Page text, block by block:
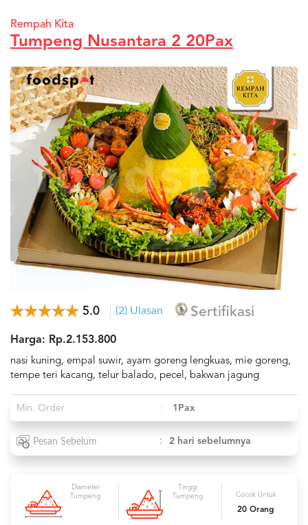
Rempah Kita
Tumpeng Nusantara 2 20Pax
5.0 (2) Ulasan Sertifikasi
Harga: Rp.2.153.800
nasi kuning, empal suwir, ayam goreng lengkuas, mie goreng,
tempe teri kacang, telur balado, pecel, bakwan jagung
Min. Order : 1Pax
Pesan Sebelum : 2 hari sebelumnya
Diameter
Tumpeng
Tinggi
Tumpeng
Cocok Untuk
20 Orang